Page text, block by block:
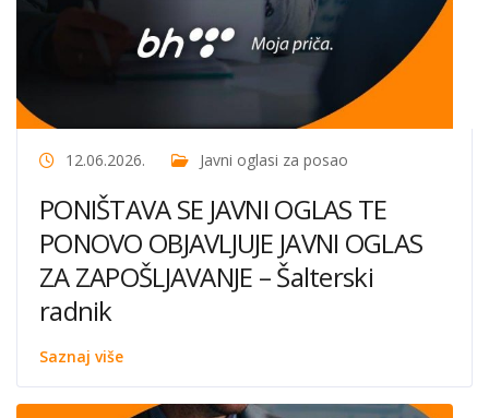
12.06.2026. Javni oglasi za posao
PONIŠTAVA SE JAVNI OGLAS TE
PONOVO OBJAVLJUJE JAVNI OGLAS
ZA ZAPOŠLJAVANJE – Šalterski
radnik
Saznaj više